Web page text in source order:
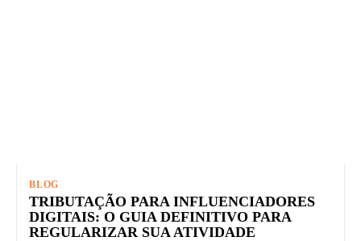
BLOG
TRIBUTAÇÃO PARA INFLUENCIADORES
DIGITAIS: O GUIA DEFINITIVO PARA
REGULARIZAR SUA ATIVIDADE